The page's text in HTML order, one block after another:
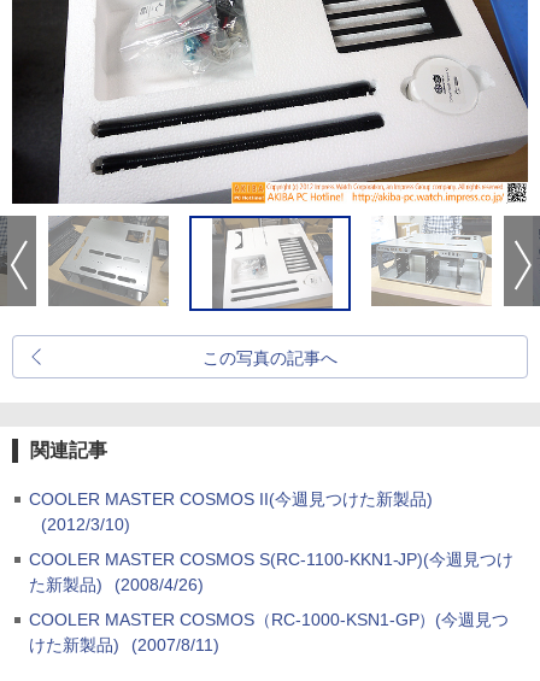
この写真の記事へ
関連記事
COOLER MASTER COSMOS II(今週見つけた新製品)
(2012/3/10)
COOLER MASTER COSMOS S(RC-1100-KKN1-JP)(今週見つけ
た新製品)
(2008/4/26)
COOLER MASTER COSMOS（RC-1000-KSN1-GP）(今週見つ
けた新製品)
(2007/8/11)